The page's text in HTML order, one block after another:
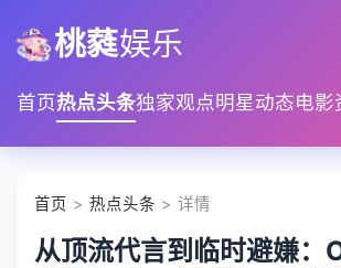
桃蕤娱乐
首页热点头条独家观点明星动态电影
首页 > 热点头条 > 详情
从顶流代言到临时避嫌：